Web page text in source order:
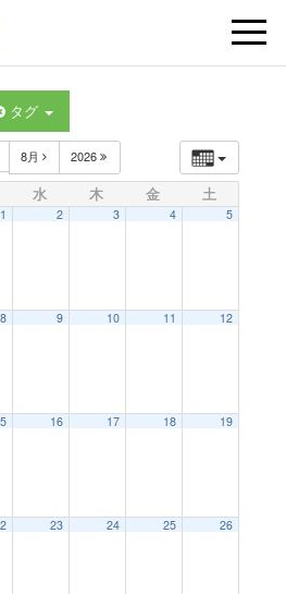
t
タグ
8月 2026
水 木 金 土
1 2 3 4 5
8 9 10 11 12
16 17 18 19
23 24 25 26